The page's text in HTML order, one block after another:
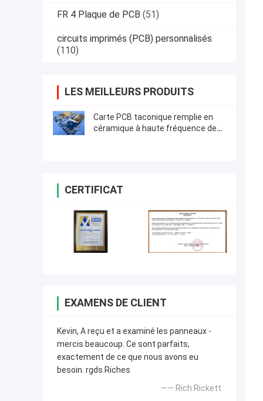
FR 4 Plaque de PCB (51)
circuits imprimés (PCB) personnalisés
(110)
LES MEILLEURS PRODUITS
Carte PCB taconique remplie en
céramique à haute fréquence de
CERTIFICAT
EXAMENS DE CLIENT
Kevin, A reçu et a examiné les panneaux -
mercis beaucoup. Ce sont parfaits,
exactement de ce que nous avons eu
besoin. rgds Riches
—— Rich Rickett